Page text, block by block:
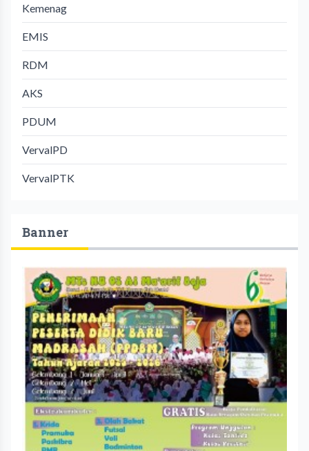
Kemenag
EMIS
RDM
AKS
PDUM
VervalPD
VervalPTK
Banner